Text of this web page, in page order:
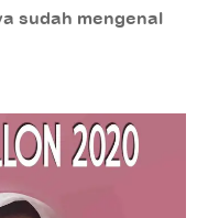
sudah mengenal